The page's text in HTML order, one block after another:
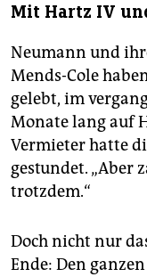
Mit Hartz IV
Neumann und
Mends-Cole
gelebt, im
Monate lang auf
Vermieter hatte
gestundet. „Aber
trotzdem.“
Doch nicht nur
Ende: Den